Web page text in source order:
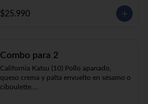
cebollín, envuelto en ciboulette o sesamo.
Tempura ebi avocado (10) Camarón
queso crema y palta envuelto en sésamo o
ciboulette.
Gyosas a elección (5u) + Bebida 1.5lt a
elección
$25.990
Combo para 2
California Katsu (10) Pollo apanado,
queso crema y palta envuelto en sésamo o
ciboulette.